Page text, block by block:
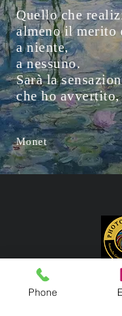
Quello che
almeno il merito
a niente,
a nessuno.
Sarà la
che ho
Monet
Phone